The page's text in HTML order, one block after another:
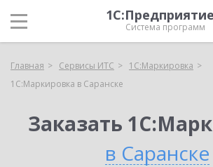
Система программ
Главная Сервисы ИТС
1С:Маркировка
1С:Маркировка в Саранске
Заказать
в Саранске